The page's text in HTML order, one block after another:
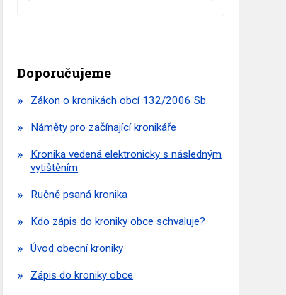
Doporučujeme
Zákon o kronikách obcí 132/2006 Sb.
Náměty pro začínající kronikáře
Kronika vedená elektronicky s následným
vytištěním
Ručně psaná kronika
Kdo zápis do kroniky obce schvaluje?
Úvod obecní kroniky
Zápis do kroniky obce